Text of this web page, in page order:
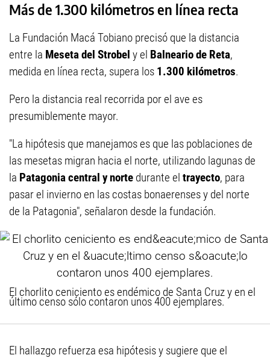
Más de 1.300 kilómetros en línea recta
La Fundación Macá Tobiano precisó que la distancia
entre la Meseta del Strobel y el Balneario de Reta,
medida en línea recta, supera los 1.300 kilómetros.
Pero la distancia real recorrida por el ave es
presumiblemente mayor.
"La hipótesis que manejamos es que las poblaciones de
las mesetas migran hacia el norte, utilizando lagunas de
la Patagonia central y norte durante el trayecto, para
pasar el invierno en las costas bonaerenses y del norte
de la Patagonia", señalaron desde la fundación.
El chorlito ceniciento es endémico de Santa Cruz y en el
último censo sólo contaron unos 400 ejemplares.
El hallazgo refuerza esa hipótesis y sugiere que el